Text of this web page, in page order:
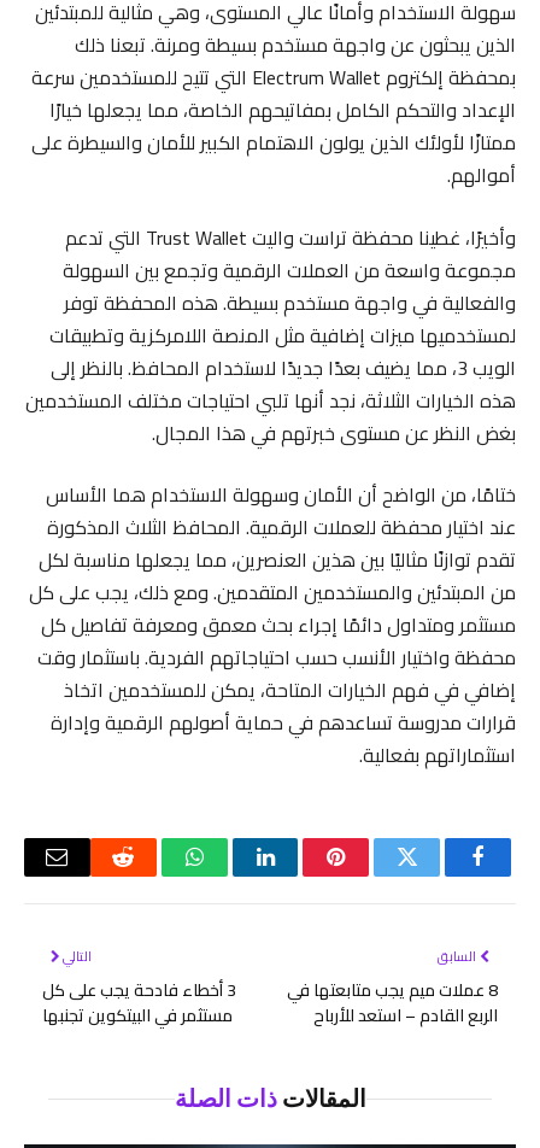
سهولة الاستخدام وأمانًا عالي المستوى، وهي مثالية للمبتدئين
الذين يبحثون عن واجهة مستخدم بسيطة ومرنة. تبعنا ذلك
بمحفظة إلكتروم Electrum Wallet التي تتيح للمستخدمين سرعة
الإعداد والتحكم الكامل بمفاتيحهم الخاصة، مما يجعلها خيارًا
ممتازًا لأولئك الذين يولون الاهتمام الكبير للأمان والسيطرة على
أموالهم.
وأخيرًا، غطينا محفظة تراست واليت Trust Wallet التي تدعم
مجموعة واسعة من العملات الرقمية وتجمع بين السهولة
والفعالية في واجهة مستخدم بسيطة. هذه المحفظة توفر
لمستخدميها ميزات إضافية مثل المنصة اللامركزية وتطبيقات
الويب 3، مما يضيف بعدًا جديدًا لاستخدام المحافظ. بالنظر إلى
هذه الخيارات الثلاثة، نجد أنها تلبي احتياجات مختلف المستخدمين
بغض النظر عن مستوى خبرتهم في هذا المجال.
ختامًا، من الواضح أن الأمان وسهولة الاستخدام هما الأساس
عند اختيار محفظة للعملات الرقمية. المحافظ الثلاث المذكورة
تقدم توازنًا مثاليًا بين هذين العنصرين، مما يجعلها مناسبة لكل
من المبتدئين والمستخدمين المتقدمين. ومع ذلك، يجب على كل
مستثمر ومتداول دائمًا إجراء بحث معمق ومعرفة تفاصيل كل
محفظة واختيار الأنسب حسب احتياجاتهم الفردية. باستثمار وقت
إضافي في فهم الخيارات المتاحة، يمكن للمستخدمين اتخاذ
قرارات مدروسة تساعدهم في حماية أصولهم الرقمية وإدارة
استثماراتهم بفعالية.
فيسبوكتويتر بينتيريستلينكدإن واتسابرديت
البريد
السابق
8 عملات ميم يجب متابعتها في
الربع القادم – استعد للأرباح
التالي
3 أخطاء فادحة يجب على كل
مستثمر في البيتكوين تجنبها
المقالاتذات الصلة